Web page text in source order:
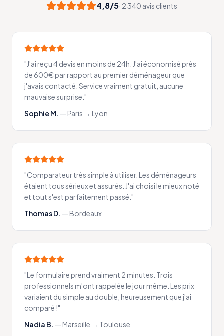
4,8/5· 2 340 avis clients
"J'ai reçu 4 devis en moins de 24h. J'ai économisé près
de 600€ par rapport au premier déménageur que
j'avais contacté. Service vraiment gratuit, aucune
mauvaise surprise. "
Sophie M. —Paris → Lyon
"Comparateur très simple à utiliser. Les déménageurs
étaient tous sérieux et assurés. J'ai choisi le mieux noté
et tout s'est parfaitement passé. "
Thomas D. —Bordeaux
"Le formulaire prend vraiment 2 minutes. Trois
professionnels m'ont rappelée le jour même. Les prix
variaient du simple au double, heureusement que j'ai
comparé !"
Nadia B. —Marseille → Toulouse